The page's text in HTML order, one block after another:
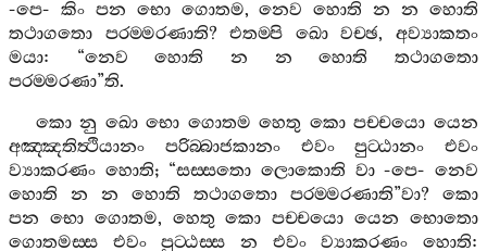
-පෙ- කිං පන භො ගොතම,නෙව හොති න න හොති
තථාගතො
පරම‍්මරණාති?එතම‍්පි ඛො වච‍්ඡ,අව්‍යාකතං
මයා: “නෙව හොති න න හොති
තථාගතො
පරම‍්මරණා”ති.
කො නු ඛො භො ගොතම හෙතු කො පච‍්චයො යෙන
අඤ‍්ඤතිත්‍ථියානං
පරිබ‍්බාජකානං එවං පුට‍්ඨානං
එවං
ව්‍යාකරණං හොති; “සස‍්සතො ලොකොති වා-පෙ-නෙව
හොති
න න හොති තථාගතො පරම‍්මරණාති”වා? කො
පන භො ගොතම, හෙතු කො පච‍්චයො යෙන භොතො
ගොතමස‍්ස
එවං පුට‍්ඨස‍්ස න එවං ව්‍යාකරණං හොති: